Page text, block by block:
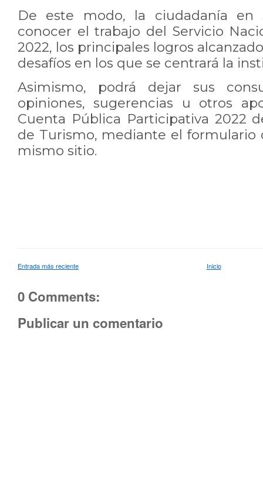
De este modo, la ciudadanía en
conocer el trabajo del Servicio
2022, los principales logros
desafíos en los que se centrará la
Asimismo, podrá dejar sus
opiniones, sugerencias u otros
Cuenta Pública Participativa 2022
de Turismo, mediante el formulario
mismo sitio.
Entrada más reciente Inicio
0 Comments:
Publicar un comentario